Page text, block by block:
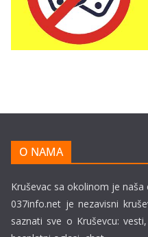
O NAMA
Kruševac sa okolinom je naša
037info.net je nezavisni
saznati sve o Kruševcu: